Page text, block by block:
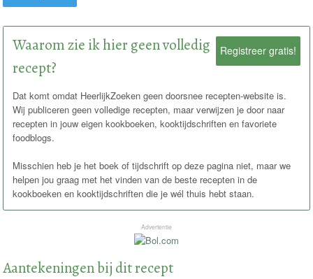
Registreer gratis!
Waarom zie ik hier geen volledig
recept?
Dat komt omdat HeerlijkZoeken geen doorsnee recepten-website is.
Wij publiceren geen volledige recepten, maar verwijzen je door naar
recepten in jouw eigen kookboeken, kooktijdschriften en favoriete
foodblogs.
Misschien heb je het boek of tijdschrift op deze pagina niet, maar we
helpen jou graag met het vinden van de beste recepten in de
kookboeken en kooktijdschriften die je wél thuis hebt staan.
Advertentie
Aantekeningen bij dit recept